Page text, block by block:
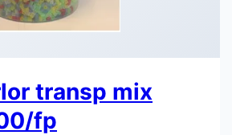
transp mix
fp